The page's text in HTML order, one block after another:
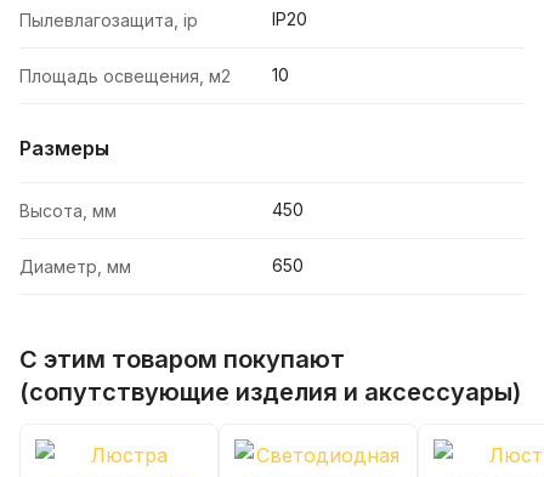
Пылевлагозащита, ip IP20
Площадь освещения, м2 10
Размеры
Высота, мм 450
Диаметр, мм 650
С этим товаром покупают
(сопутствующие изделия и аксессуары)